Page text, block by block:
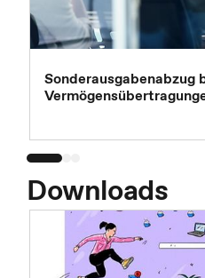
Sonderausgabenabzug
Downloads